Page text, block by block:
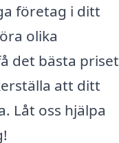
företag i ditt
olika
det bästa priset
att ditt
Låt oss hjälpa